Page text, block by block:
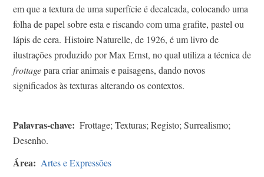
em que a textura de uma superfície é decalcada, colocando uma
folha de papel sobre esta e riscando com uma grafite, pastel ou
lápis de cera. Histoire Naturelle, de 1926, é um livro de
ilustrações produzido por Max Ernst, no qual utiliza a técnica de
frottagepara criar animais e paisagens, dando novos
significados às texturas alterando os contextos.
Palavras-chave
Frottage; Texturas; Registo; Surrealismo;
Desenho.
Área Artes e Expressões